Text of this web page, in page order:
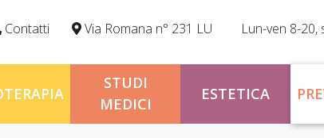
Contatti Via Romana n° 231 LU Lun-ven 8-20,
STUDI
MEDICI
ESTETICA